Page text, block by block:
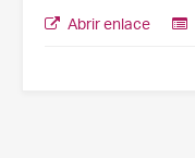
Abrir enlace